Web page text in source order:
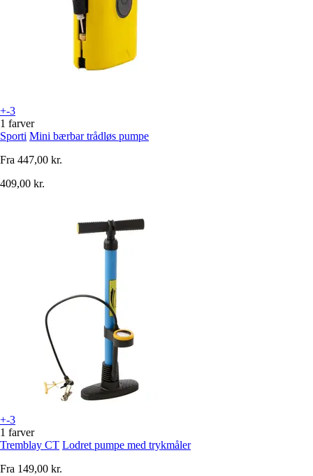
+-3
1 farver
Sporti Mini bærbar trådløs pumpe
Fra 447,00 kr.
409,00 kr.
+-3
1 farver
Tremblay CT Lodret pumpe med trykmåler
Fra 149,00 kr.